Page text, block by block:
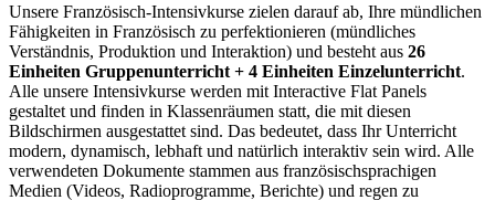
Unsere Französisch-Intensivkurse zielen darauf ab, Ihre mündlichen
Fähigkeiten in Französisch zu perfektionieren (mündliches
Verständnis, Produktion und Interaktion) und besteht aus 26
Einheiten Gruppenunterricht + 4 Einheiten Einzelunterricht.
Alle unsere Intensivkurse werden mit Interactive Flat Panels
gestaltet und finden in Klassenräumen statt, die mit diesen
Bildschirmen ausgestattet sind. Das bedeutet, dass Ihr Unterricht
modern, dynamisch, lebhaft und natürlich interaktiv sein wird. Alle
verwendeten Dokumente stammen aus französischsprachigen
Medien (Videos, Radioprogramme, Berichte) und regen zu